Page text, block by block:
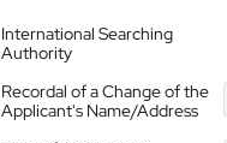
International Searching
Authority
Recordal of a Change of the
Applicant's Name/Address